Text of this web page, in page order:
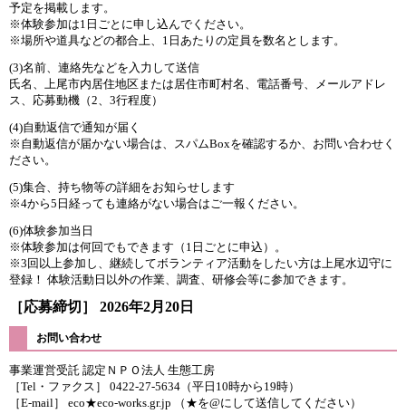
予定を掲載します。
※体験参加は1日ごとに申し込んでください。
※場所や道具などの都合上、1日あたりの定員を数名とします。
(3)名前、連絡先などを入力して送信
氏名、上尾市内居住地区または居住市町村名、電話番号、メールアドレ
ス、応募動機（2、3行程度）
(4)自動返信で通知が届く
※自動返信が届かない場合は、スパムBoxを確認するか、お問い合わせく
ださい。
(5)集合、持ち物等の詳細をお知らせします
※4から5日経っても連絡がない場合はご一報ください。
(6)体験参加当日
※体験参加は何回でもできます（1日ごとに申込）。
※3回以上参加し、継続してボランティア活動をしたい方は上尾水辺守に
登録！ 体験活動日以外の作業、調査、研修会等に参加できます。
［応募締切］ 2026年2月20日
お問い合わせ
事業運営受託 認定ＮＰＯ法人 生態工房
［Tel・ファクス］ 0422-27-5634（平日10時から19時）
［E-mail］ eco★eco-works.gr.jp （★を@にして送信してください）​